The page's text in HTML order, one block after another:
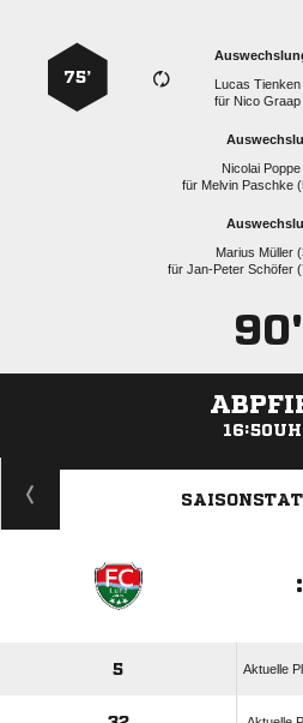
 
für  
75’
 
für  
 
für 
90'
ANZEIGE
:
5 Aktuelle